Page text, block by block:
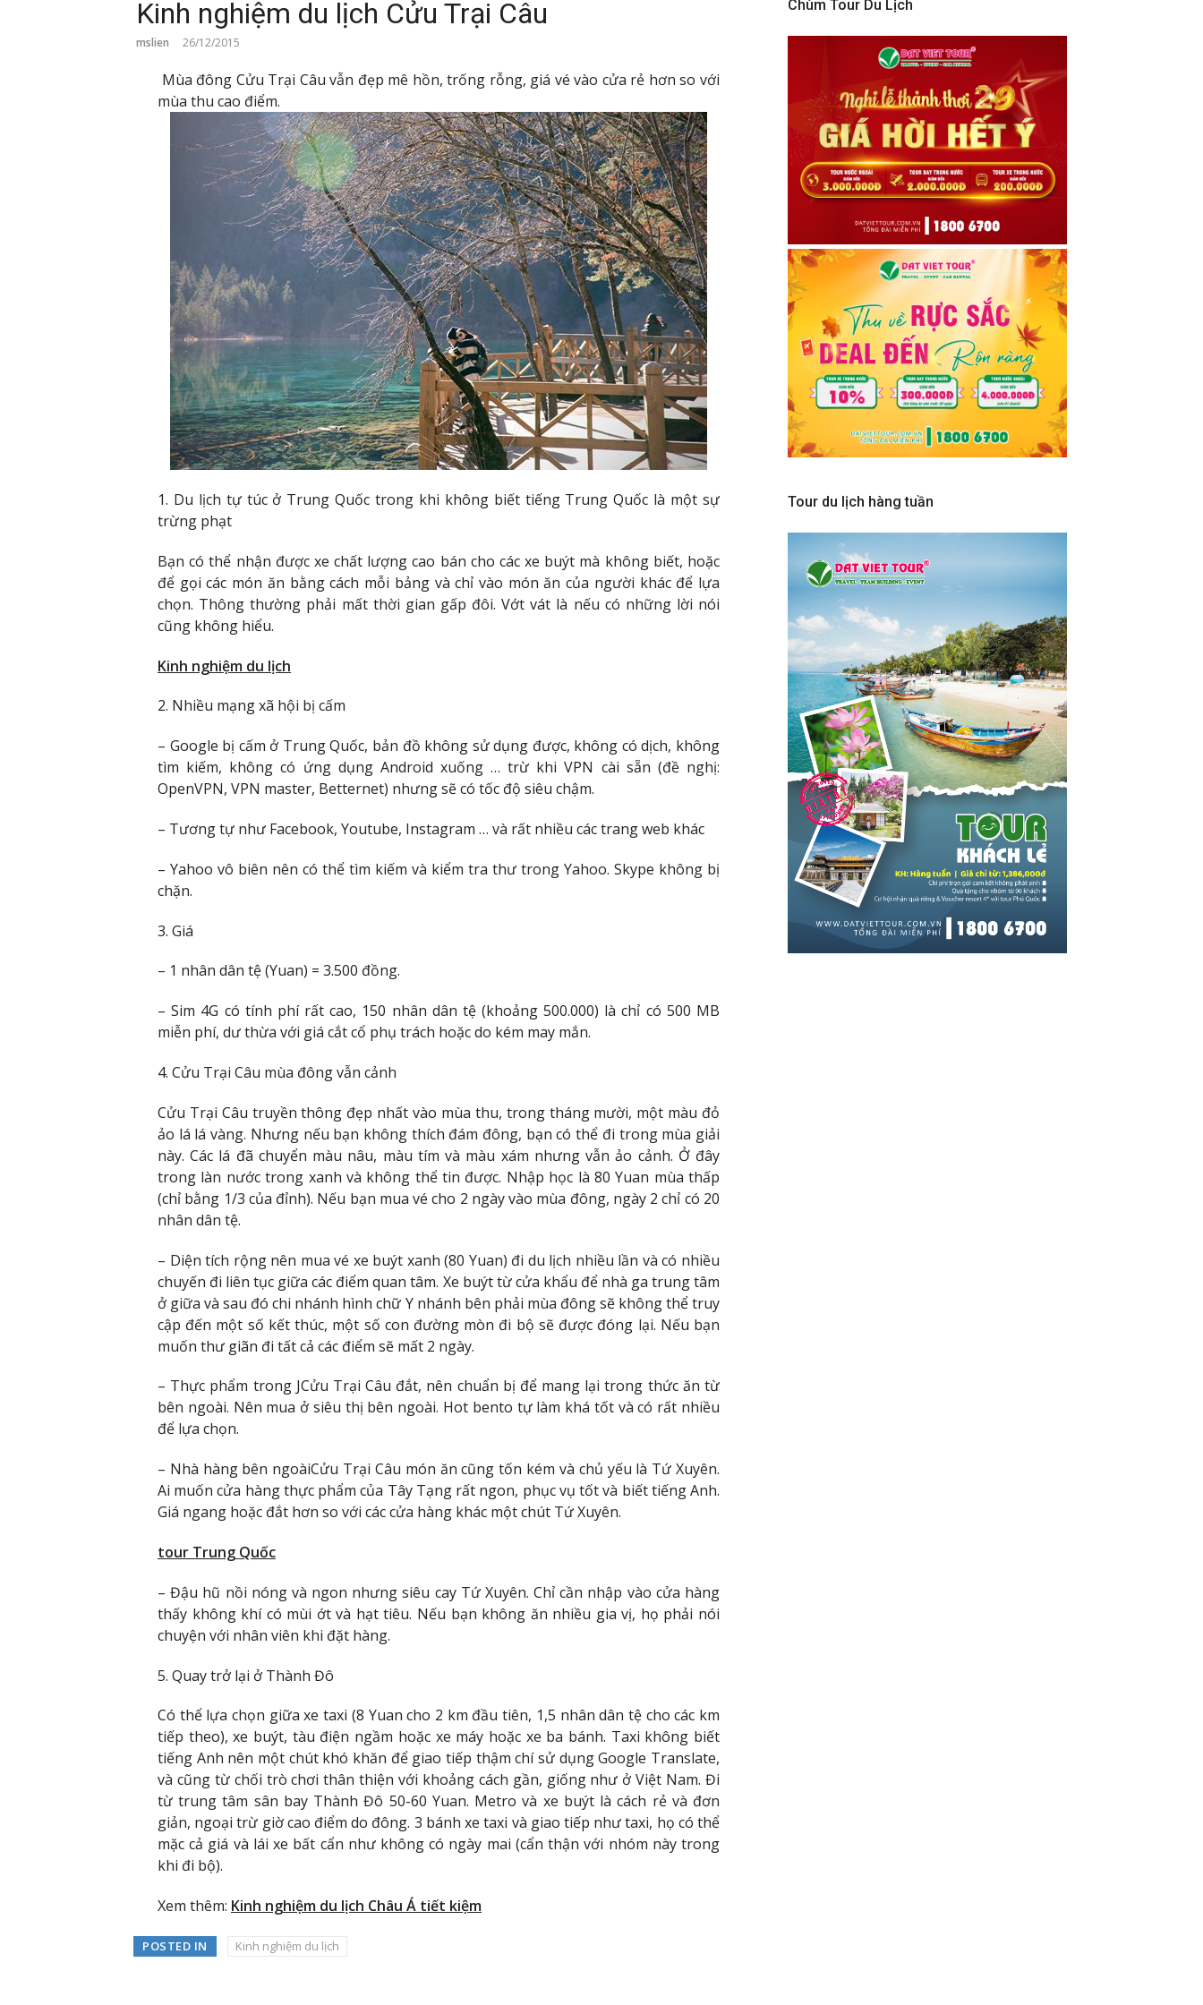
Kinh nghiệm du lịch Cửu Trại Câu
mslien 26/12/2015
Mùa đông Cửu Trại Câu vẫn đẹp mê hồn, trống rỗng, giá vé vào cửa rẻ hơn so với
mùa thu cao điểm.
1. Du lịch tự túc ở Trung Quốc trong khi không biết tiếng Trung Quốc là một sự
trừng phạt
Bạn có thể nhận được xe chất lượng cao bán cho các xe buýt mà không biết, hoặc
để gọi các món ăn bằng cách mỗi bảng và chỉ vào món ăn của người khác để lựa
chọn. Thông thường phải mất thời gian gấp đôi. Vớt vát là nếu có những lời nói
cũng không hiểu.
Kinh nghiệm du lịch
2. Nhiều mạng xã hội bị cấm
– Google bị cấm ở Trung Quốc, bản đồ không sử dụng được, không có dịch, không
tìm kiếm, không có ứng dụng Android xuống … trừ khi VPN cài sẵn (đề nghị:
OpenVPN, VPN master, Betternet) nhưng sẽ có tốc độ siêu chậm.
– Tương tự như Facebook, Youtube, Instagram … và rất nhiều các trang web khác
– Yahoo vô biên nên có thể tìm kiếm và kiểm tra thư trong Yahoo. Skype không bị
chặn.
3. Giá
– 1 nhân dân tệ (Yuan) = 3.500 đồng.
– Sim 4G có tính phí rất cao, 150 nhân dân tệ (khoảng 500.000) là chỉ có 500 MB
miễn phí, dư thừa với giá cắt cổ phụ trách hoặc do kém may mắn.
4. Cửu Trại Câu mùa đông vẫn cảnh
Cửu Trại Câu truyền thông đẹp nhất vào mùa thu, trong tháng mười, một màu đỏ
ảo lá lá vàng. Nhưng nếu bạn không thích đám đông, bạn có thể đi trong mùa giải
này. Các lá đã chuyển màu nâu, màu tím và màu xám nhưng vẫn ảo cảnh. Ở đây
trong làn nước trong xanh và không thể tin được. Nhập học là 80 Yuan mùa thấp
(chỉ bằng 1/3 của đỉnh). Nếu bạn mua vé cho 2 ngày vào mùa đông, ngày 2 chỉ có 20
nhân dân tệ.
– Diện tích rộng nên mua vé xe buýt xanh (80 Yuan) đi du lịch nhiều lần và có nhiều
chuyến đi liên tục giữa các điểm quan tâm. Xe buýt từ cửa khẩu để nhà ga trung tâm
ở giữa và sau đó chi nhánh hình chữ Y nhánh bên phải mùa đông sẽ không thể truy
cập đến một số kết thúc, một số con đường mòn đi bộ sẽ được đóng lại. Nếu bạn
muốn thư giãn đi tất cả các điểm sẽ mất 2 ngày.
– Thực phẩm trong JCửu Trại Câu đắt, nên chuẩn bị để mang lại trong thức ăn từ
bên ngoài. Nên mua ở siêu thị bên ngoài. Hot bento tự làm khá tốt và có rất nhiều
để lựa chọn.
– Nhà hàng bên ngoàiCửu Trại Câu món ăn cũng tốn kém và chủ yếu là Tứ Xuyên.
Ai muốn cửa hàng thực phẩm của Tây Tạng rất ngon, phục vụ tốt và biết tiếng Anh.
Giá ngang hoặc đắt hơn so với các cửa hàng khác một chút Tứ Xuyên.
tour Trung Quốc
– Đậu hũ nồi nóng và ngon nhưng siêu cay Tứ Xuyên. Chỉ cần nhập vào cửa hàng
thấy không khí có mùi ớt và hạt tiêu. Nếu bạn không ăn nhiều gia vị, họ phải nói
chuyện với nhân viên khi đặt hàng.
5. Quay trở lại ở Thành Đô
Có thể lựa chọn giữa xe taxi (8 Yuan cho 2 km đầu tiên, 1,5 nhân dân tệ cho các km
tiếp theo), xe buýt, tàu điện ngầm hoặc xe máy hoặc xe ba bánh. Taxi không biết
tiếng Anh nên một chút khó khăn để giao tiếp thậm chí sử dụng Google Translate,
và cũng từ chối trò chơi thân thiện với khoảng cách gần, giống như ở Việt Nam. Đi
từ trung tâm sân bay Thành Đô 50-60 Yuan. Metro và xe buýt là cách rẻ và đơn
giản, ngoại trừ giờ cao điểm do đông. 3 bánh xe taxi và giao tiếp như taxi, họ có thể
mặc cả giá và lái xe bất cẩn như không có ngày mai (cẩn thận với nhóm này trong
khi đi bộ).
Xem thêm: Kinh nghiệm du lịch Châu Á tiết kiệm
POSTED IN Kinh nghiệm du lịch
Chùm Tour Du Lịch
Tour du lịch hàng tuần